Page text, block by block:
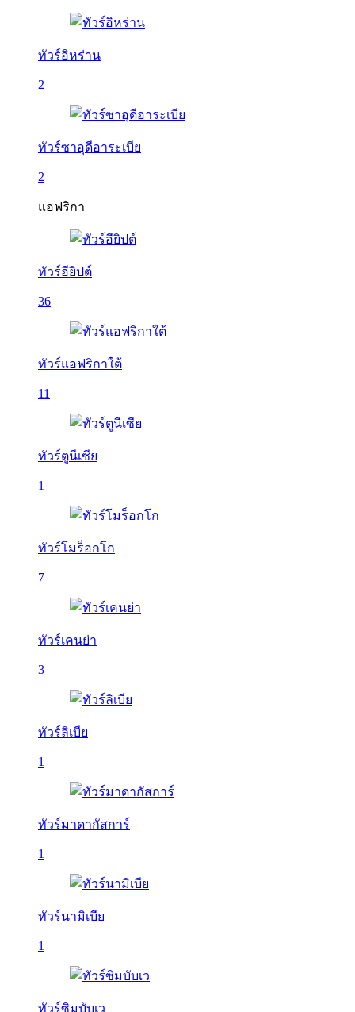
ทัวร์อิหร่าน
2
ทัวร์ซาอุดีอาระเบีย
2
แอฟริกา
ทัวร์อียิปต์
36
ทัวร์แอฟริกาใต้
11
ทัวร์ตูนีเซีย
1
ทัวร์โมร็อกโก
7
ทัวร์เคนย่า
3
ทัวร์ลิเบีย
1
ทัวร์มาดากัสการ์
1
ทัวร์นามิเบีย
1
ทัวร์ซิมบับเว